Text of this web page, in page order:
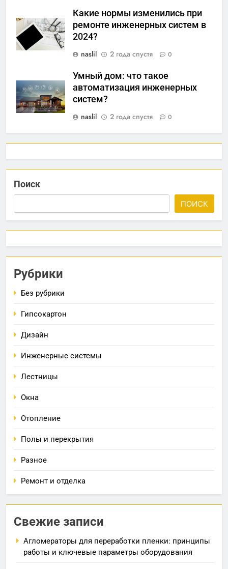
Какие нормы изменились при
ремонте инженерных систем в
2024?
naslil
2 года спустя 0
Умный дом: что такое
автоматизация инженерных
систем?
naslil
2 года спустя 0
Поиск
ПОИСК
Рубрики
Без рубрики
Гипсокартон
Дизайн
Инженерные системы
Лестницы
Окна
Отопление
Полы и перекрытия
Разное
Ремонт и отделка
Свежие записи
Агломераторы для переработки пленки: принципы
работы и ключевые параметры оборудования